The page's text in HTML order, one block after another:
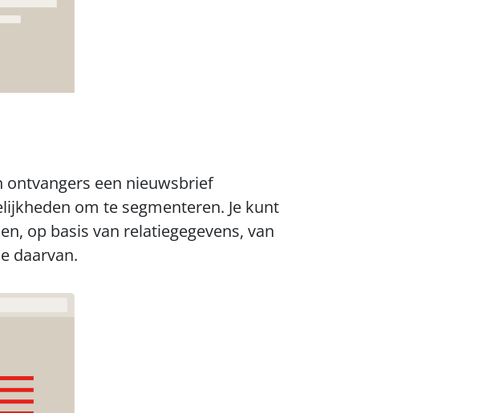
ontvangers een nieuwsbrief
om te segmenteren. Je kunt
op basis van relatiegegevens, van
daarvan.